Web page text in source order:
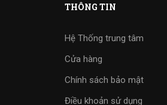
THÔNG TIN
Hệ Thống trung tâm
Cửa hàng
Chính sách bảo mật
Điều khoản sử dụng